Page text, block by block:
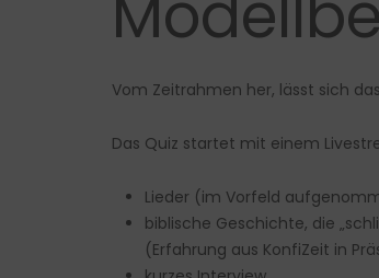
Vom Zeitrahmen her, lässt sich
Das Quiz startet mit einem
Lieder (im Vorfeld
biblische Geschichte, die
(Erfahrung aus KonfiZeit in